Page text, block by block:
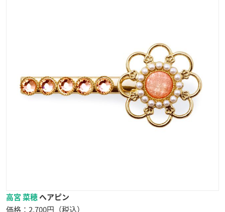
高宮 菜穂 ヘアピン
価格：2,700円（税込）